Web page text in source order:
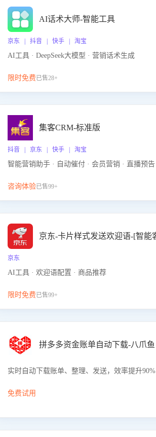
AI话术大师-智能工具
京东 | 抖音 | 快手 | 淘宝
AI工具 · DeepSeek大模型 · 营销话术生成
限时免费已售28+
集客CRM-标准版
抖音 | 京东 | 快手 | 淘宝
智能营销助手 · 自动催付 · 会员营销 · 直播预告
咨询体验已售99+
京东
AI工具 · 欢迎语配置 · 商品推荐
限时免费已售99+
拼多多资金账单自动下载-八爪鱼
实时自动下载账单、整理、发送，效率提升90%
免费试用